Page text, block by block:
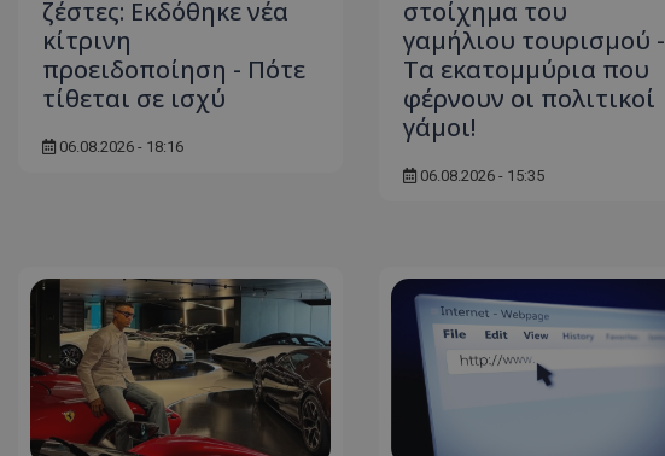
ζέστες: Εκδόθηκε νέα
κίτρινη
προειδοποίηση - Πότε
τίθεται σε ισχύ
06.08.2026 - 18:16
στοίχημα του
γαμήλιου τουρισμού -
Τα εκατομμύρια που
φέρνουν οι πολιτικοί
γάμοι!
06.08.2026 - 15:35